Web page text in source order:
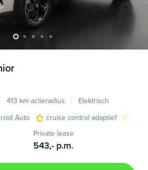
413 km actieradius
Elektrisch
Auto
cruise control adaptief
Private lease
543,- p.m.